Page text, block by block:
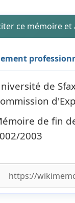
ce mémoire et
de
de fin
2003